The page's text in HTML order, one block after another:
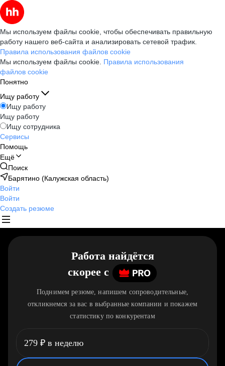
Мы используем файлы cookie, чтобы обеспечивать правильную
работу нашего веб-сайта и анализировать сетевой трафик.
Правила использования файлов cookie
Мы используем файлы cookie. Правила использования
файлов cookie
Понятно
Ищу работу
Ищу работу
Ищу работу
Ищу сотрудника
Сервисы
Помощь
Ещё
Поиск
Барятино (Калужская область)
Войти
Войти
Создать резюме
Работа найдётся
скорее c
Поднимем резюме, напишем сопроводительные,
откликнемся за вас в выбранные компании и покажем
статистику по конкурентам
279 ₽ в неделю